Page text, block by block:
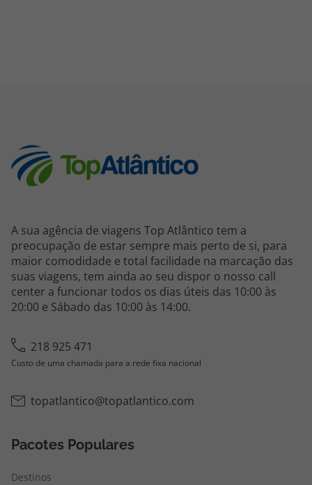
A sua agência de viagens Top Atlântico tem a
preocupação de estar sempre mais perto de si, para
maior comodidade e total facilidade na marcação das
suas viagens, tem ainda ao seu dispor o nosso call
center a funcionar todos os dias úteis das 10:00 às
20:00 e Sábado das 10:00 às 14:00.
218 925 471
Custo de uma chamada para a rede fixa nacional
topatlantico@topatlantico.com
Pacotes Populares
Destinos